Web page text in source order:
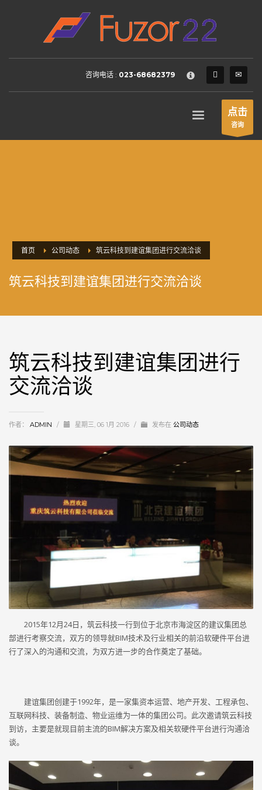
HOW TO SHOP
Login or create new account.
2 Review your order.
FREEshipment
If you still have problems, please let us know, by sending an
SHOWROOM HOURS
咨询电话 : 023-68682379
点击
咨询
首页 公司动态 筑云科技到建谊集团进行交流洽谈
筑云科技到建谊集团进行交流洽谈
筑云科技到建谊集团进行
交流洽谈
作者： ADMIN / 星期三, 06 1月 2016 / 发布在 公司动态
2015年12月24日，筑云科技一行到位于北京市海淀区的建议集团总
部进行考察交流，双方的领导就BIM技术及行业相关的前沿软硬件平台进
行了深入的沟通和交流，为双方进一步的合作奠定了基础。
建谊集团创建于1992年，是一家集资本运营、地产开发、工程承包、
互联网科技、装备制造、物业运维为一体的集团公司。此次邀请筑云科技
到访，主要是就现目前主流的BIM解决方案及相关软硬件平台进行沟通洽
谈。